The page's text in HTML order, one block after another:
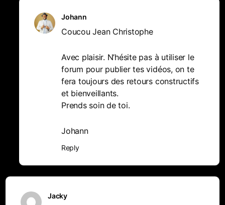
Johann
Coucou Jean Christophe
Avec plaisir. N’hésite pas à utiliser le
forum pour publier tes vidéos, on te
fera toujours des retours constructifs
et bienveillants.
Prends soin de toi.
Johann
Reply
Jacky